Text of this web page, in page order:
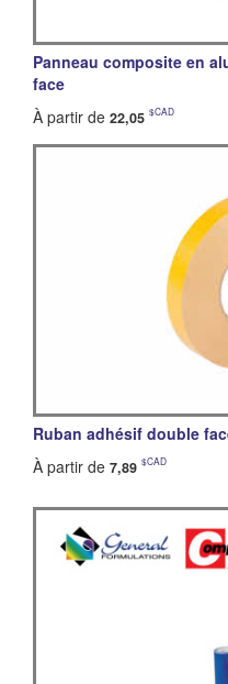
Panneau composite en
face
À partir de 22,05 $CAD
Ruban adhésif double
À partir de 7,89 $CAD